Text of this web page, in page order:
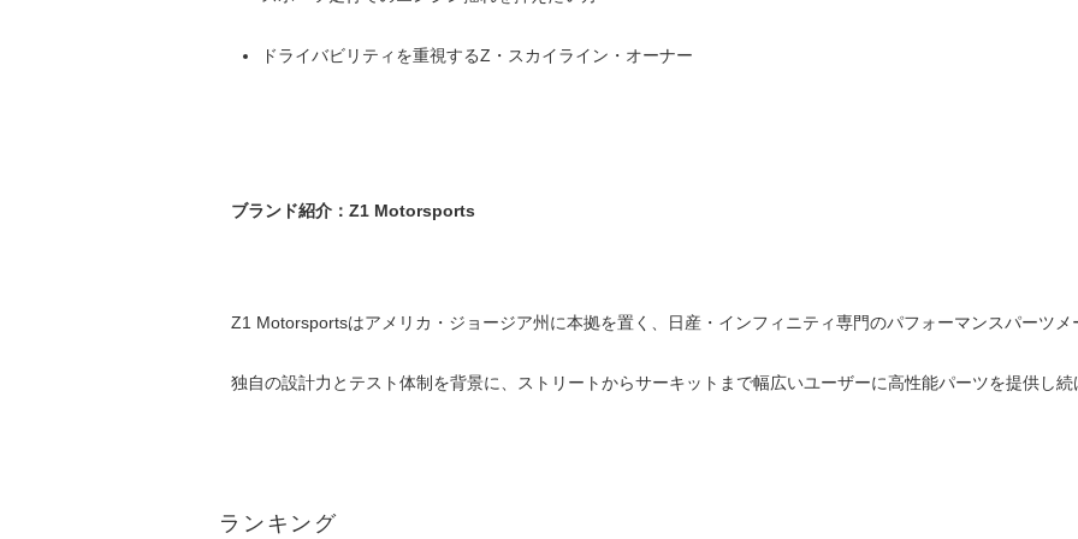
ドライバビリティを重視するZ・スカイライン・オーナー
ブランド紹介：Z1 Motorsports
Z1 Motorsportsはアメリカ・ジョージア州に本拠を置く、日産・インフィニティ専門のパフォーマンスパーツメ
独自の設計力とテスト体制を背景に、ストリートからサーキットまで幅広いユーザーに高性能パーツを提供し続
ランキング